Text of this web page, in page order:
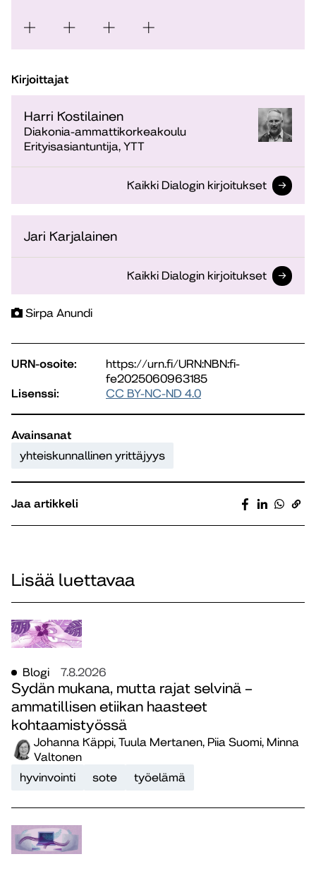
Kirjoittajat
Harri Kostilainen
Diakonia-ammattikorkeakoulu
Erityisasiantuntija, YTT
Kaikki Dialogin kirjoitukset
Jari Karjalainen
Kaikki Dialogin kirjoitukset
Sirpa Anundi
URN-osoite:
https://urn.fi/URN:NBN:fi-
fe2025060963185
Lisenssi:
CC BY-NC-ND 4.0
Avainsanat
yhteiskunnallinen yrittäjyys
Jaa artikkeli
Lisää luettavaa
Blogi 7.8.2026
Sydän mukana, mutta rajat selvinä –
ammatillisen etiikan haasteet
kohtaamistyössä
Johanna Käppi, Tuula Mertanen, Piia Suomi, Minna
Valtonen
hyvinvointi
sote työelämä